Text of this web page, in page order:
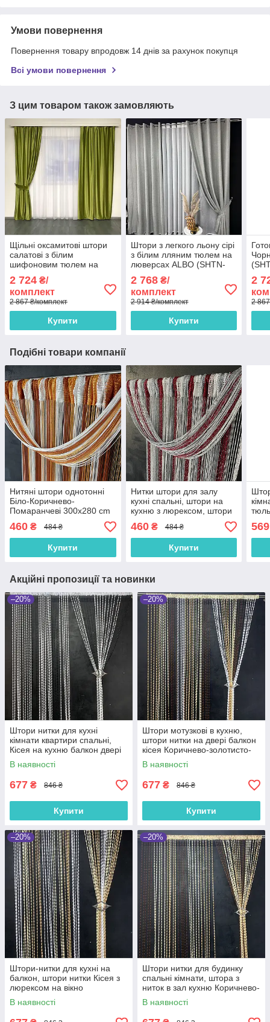
Умови повернення
Повернення товару впродовж 14 днів за рахунок покупця
Всі умови повернення
З цим товаром також замовляють
Щільні оксамитові штори
салатові з білим
шифоновим тюлем на
2 724 ₴/
комплект
2 867 ₴/комплект
Купити
Штори з легкого льону сірі
з білим лляним тюлем на
люверсах ALBO (SHTN-
2 768₴/
комплект
2 914 ₴/комплект
Купити
2
2
Подібні товари компанії
Нитяні штори однотонні
Біло-Коричнево-
Помаранчеві 300x280 cm
ALBO (NO-201)
460 ₴ 484 ₴
Купити
Нитки штори для залу
кухні спальні, штори на
кухню з люрексом, штори
з мотузок в будинок
спальню зал Біло-сіро-
бордові (NL-211)
460₴ 484 ₴
Купити
569
Акційні пропозиції та новинки
–20%
Штори нитки для кухні
кімнати квартири спальні,
Кісея на кухню балкон двері
Сіро-чорно-білі (NB-203)
В наявності
677 ₴ 846 ₴
Купити
–20%
Штори мотузкові в кухню,
штори нитки на двері балкон
кісея Коричнево-золотисто-
бежево-білі (NB-301)
В наявності
677 ₴ 846 ₴
Купити
–20%
Штори-нитки для кухні на
балкон, штори нитки Кісея з
люрексом на вікно
Золотисто-бежево-білі (NB-
205)
В наявності
–20%
Штори нитки для будинку
спальні кімнати, штора з
ниток в зал кухню Коричнево-
золото-бежевий (NB-302)
В наявності